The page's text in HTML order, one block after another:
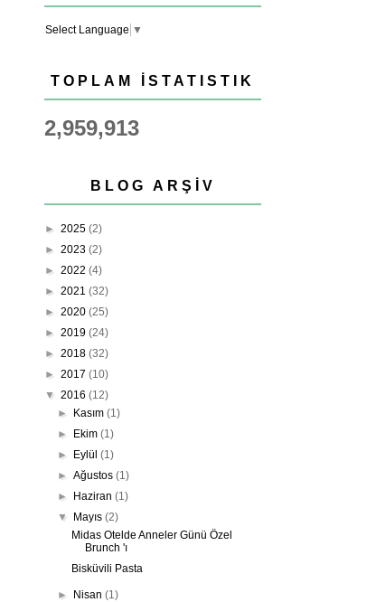
Select Language ▼
TOPLAM İSTATISTIK
2,959,913
BLOG ARŞIV
► 2025 (2)
► 2023 (2)
► 2022 (4)
► 2021 (32)
► 2020 (25)
► 2019 (24)
► 2018 (32)
► 2017 (10)
▼ 2016 (12)
► Kasım(1)
► Ekim(1)
► Eylül(1)
►Ağustos(1)
► Haziran(1)
▼ Mayıs(2)
Midas Otelde Anneler Günü Özel
Brunch 'ı
Bisküvili Pasta
► Nisan(1)